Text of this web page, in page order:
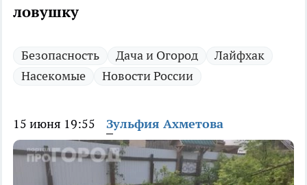
ловушку
Безопасность Дача и Огород
Лайфхак
Насекомые
Новости России
15 июня 19:55 Зульфия Ахметова